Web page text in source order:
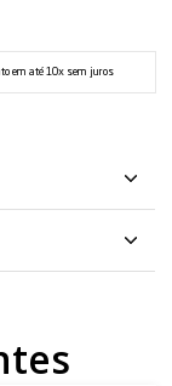
em até 10x sem juros